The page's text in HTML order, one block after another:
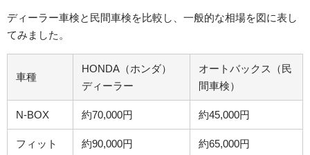
ディーラー車検と民間車検を比較し、一般的な相場を図に表し
てみました。
車種
HONDA（ホンダ）
ディーラー
オートバックス（民
間車検）
N-BOX 約70,000円 約45,000円
フィット 約90,000円 約65,000円